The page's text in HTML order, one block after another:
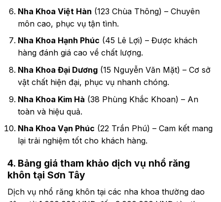
Nha Khoa Việt Hàn (123 Chùa Thông) – Chuyên
môn cao, phục vụ tận tình.
Nha Khoa Hạnh Phúc (45 Lê Lợi) – Được khách
hàng đánh giá cao về chất lượng.
Nha Khoa Đại Dương(15 Nguyễn Văn Mặt) – Cơ sở
vật chất hiện đại, phục vụ nhanh chóng.
Nha Khoa Kim Hà (38 Phùng Khắc Khoan) – An
toàn và hiệu quả.
Nha Khoa Vạn Phúc (22 Trần Phú) – Cam kết mang
lại trải nghiệm tốt cho khách hàng.
4. Bảng giá tham khảo dịch vụ nhổ răng
khôn tại Sơn Tây
Dịch vụ nhổ răng khôn tại các nha khoa thường dao